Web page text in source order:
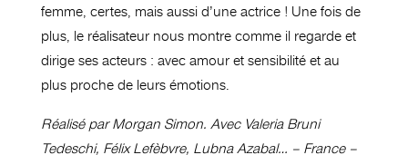
femme, certes, mais aussi d’une actrice ! Une fois de
plus, le réalisateur nous montre comme il regarde et
dirige ses acteurs : avec amour et sensibilité et au
plus proche de leurs émotions.
Réalisé par Morgan Simon. Avec Valeria Bruni
Tedeschi, Félix Lefèbvre, Lubna Azabal… – France –